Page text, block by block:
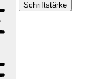
Schriftstärke